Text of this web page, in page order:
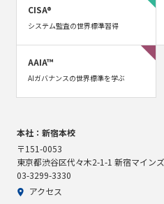
CISA®
システム監査の世界標準習得
AAIA™
AIガバナンスの世界標準を学ぶ
本社：新宿本校
〒151-0053
東京都渋谷区代々木2-1-1 新宿マイン
03-3299-3330
アクセス